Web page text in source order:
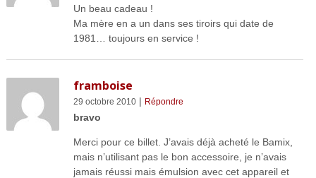
Un beau cadeau !
Ma mère en a un dans ses tiroirs qui date de
1981… toujours en service !
framboise
29 octobre 2010| Répondre
bravo
Merci pour ce billet. J’avais déjà acheté le Bamix,
mais n’utilisant pas le bon accessoire, je n’avais
jamais réussi mais émulsion avec cet appareil et